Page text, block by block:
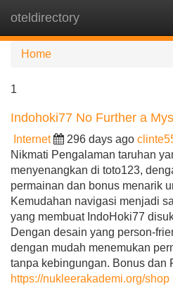
oteldirectory
Home
1
Indohoki77 No Further a
Internet 296 days ago
Nikmati Pengalaman taruhan
menyenangkan di toto123,
permainan dan bonus menarik
Kemudahan navigasi menjadi
yang membuat IndoHoki77
Dengan desain yang person-
dengan mudah menemukan
tanpa kebingungan. Bonus dan
https://nukleerakademi.org/shop